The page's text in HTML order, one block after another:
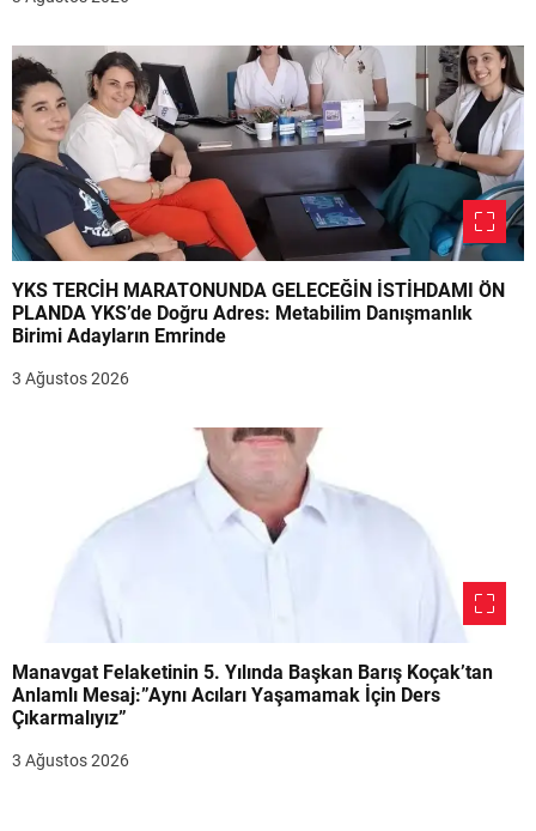
YKS TERCİH MARATONUNDA GELECEĞİN İSTİHDAMI ÖN
PLANDA YKS’de Doğru Adres: Metabilim Danışmanlık
Birimi Adayların Emrinde
3 Ağustos 2026
Manavgat Felaketinin 5. Yılında Başkan Barış Koçak’tan
Anlamlı Mesaj:”Aynı Acıları Yaşamamak İçin Ders
Çıkarmalıyız”
3 Ağustos 2026